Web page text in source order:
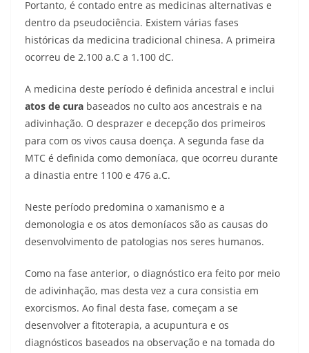
Portanto, é contado entre as medicinas alternativas e
dentro da pseudociência. Existem várias fases
históricas da medicina tradicional chinesa. A primeira
ocorreu de 2.100 a.C a 1.100 dC.
A medicina deste período é definida ancestral e inclui
atos de cura baseados no culto aos ancestrais e na
adivinhação. O desprazer e decepção dos primeiros
para com os vivos causa doença. A segunda fase da
MTC é definida como demoníaca, que ocorreu durante
a dinastia entre 1100 e 476 a.C.
Neste período predomina o xamanismo e a
demonologia e os atos demoníacos são as causas do
desenvolvimento de patologias nos seres humanos.
Como na fase anterior, o diagnóstico era feito por meio
de adivinhação, mas desta vez a cura consistia em
exorcismos. Ao final desta fase, começam a se
desenvolver a fitoterapia, a acupuntura e os
diagnósticos baseados na observação e na tomada do